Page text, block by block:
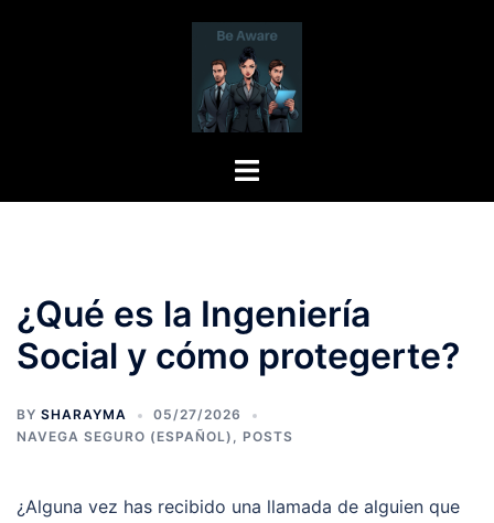
Toggle
¿Qué es la Ingeniería
Social y cómo protegerte?
BY SHARAYMA
05/27/2026
NAVEGA SEGURO (ESPAÑOL) , POSTS
¿Alguna vez has recibido una llamada de alguien que